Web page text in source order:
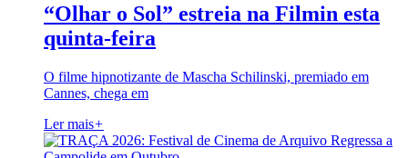
“Olhar o Sol” estreia na Filmin esta
quinta-feira
O filme hipnotizante de Mascha Schilinski, premiado em
Cannes, chega em
Ler mais+